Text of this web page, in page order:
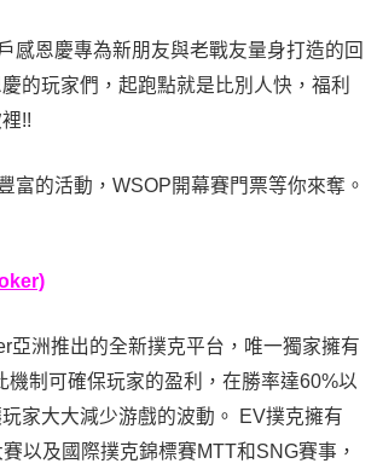
感恩慶專為新朋友與老戰友量身打造的回
的玩家們，起跑點就是比別人快，福利
!!
富的活動，WSOP開幕賽門票等你來奪。
亞洲推出的全新撲克平台，唯一獨家擁有
機制可確保玩家的盈利，在勝率達60%以
玩家大大減少游戲的波動。 EV撲克擁有
以及國際撲克錦標賽MTT和SNG賽事，